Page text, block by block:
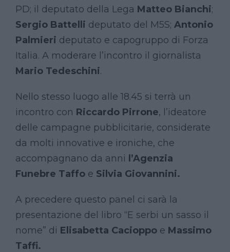
PD; il deputato della Lega Matteo Bianchi;
Sergio Battelli deputato del M5S; Antonio
Palmieri deputato e capogruppo di Forza
Italia. A moderare l’incontro il giornalista
Mario Tedeschini.
Nello stesso luogo alle 18.45 si terrà un
incontro con Riccardo Pirrone, l’ideatore
delle campagne pubblicitarie, considerate
da molti innovative e ironiche, che
accompagnano da anni l’Agenzia
Funebre Taffo e Silvia Giovannini.
A precedere questo panel ci sarà la
presentazione del libro “E serbi un sasso il
nome” di Elisabetta Cacioppo e Massimo
Taffi.